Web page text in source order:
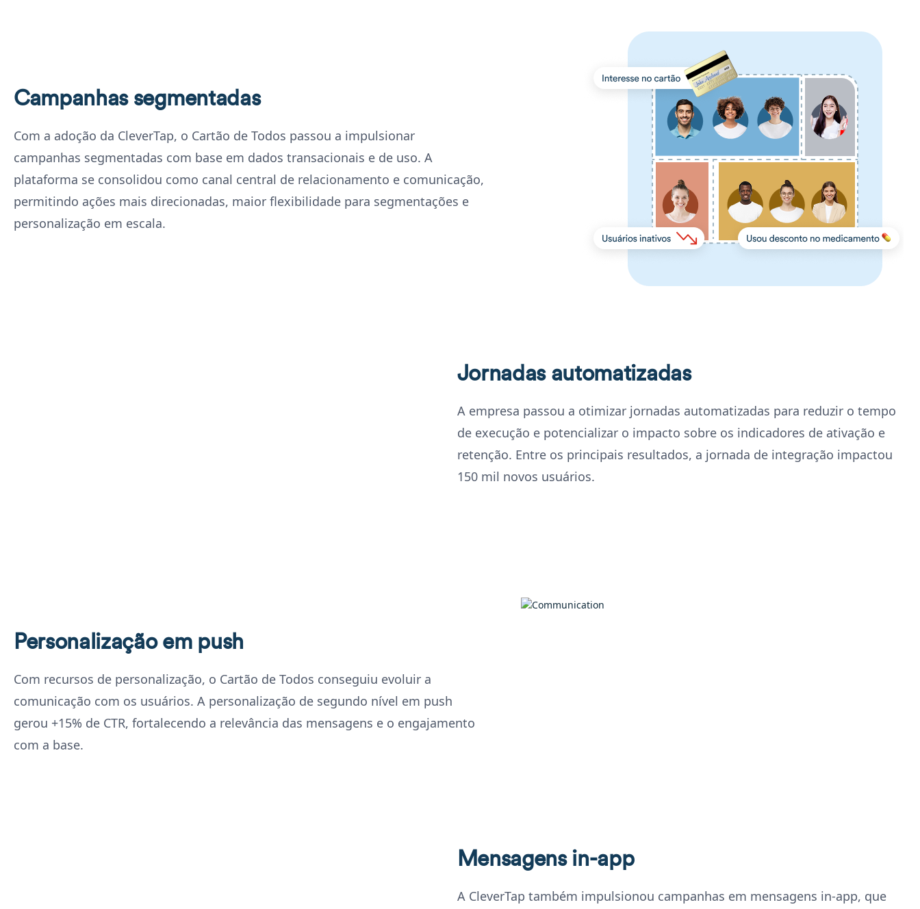
Campanhas segmentadas
Com a adoção da CleverTap, o Cartão de Todos passou a impulsionar
campanhas segmentadas com base em dados transacionais e de uso. A
plataforma se consolidou como canal central de relacionamento e comunicação,
permitindo ações mais direcionadas, maior flexibilidade para segmentações e
personalização em escala.
Jornadas automatizadas
A empresa passou a otimizar jornadas automatizadas para reduzir o tempo
de execução e potencializar o impacto sobre os indicadores de ativação e
retenção. Entre os principais resultados, a jornada de integração impactou
150 mil novos usuários.
Personalização em push
Com recursos de personalização, o Cartão de Todos conseguiu evoluir a
comunicação com os usuários. A personalização de segundo nível em push
gerou +15% de CTR, fortalecendo a relevância das mensagens e o engajamento
com a base.
Mensagens in-app
A CleverTap também impulsionou campanhas em mensagens in-app, que